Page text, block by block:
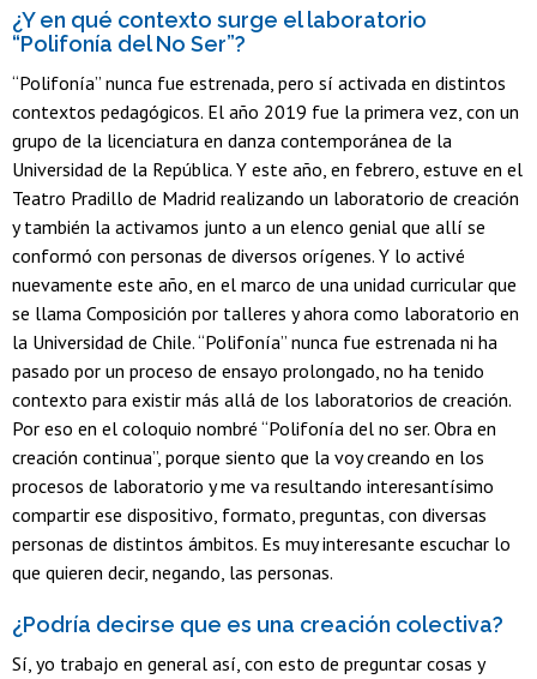
¿Y en qué contexto surge el laboratorio
“Polifonía del No Ser”?
“Polifonía” nunca fue estrenada, pero sí activada en distintos
contextos pedagógicos. El año 2019 fue la primera vez, con un
grupo de la licenciatura en danza contemporánea de la
Universidad de la República. Y este año, en febrero, estuve en el
Teatro Pradillo de Madrid realizando un laboratorio de creación
y también la activamos junto a un elenco genial que allí se
conformó con personas de diversos orígenes. Y lo activé
nuevamente este año, en el marco de una unidad curricular que
se llama Composición por talleres y ahora como laboratorio en
la Universidad de Chile. “Polifonía” nunca fue estrenada ni ha
pasado por un proceso de ensayo prolongado, no ha tenido
contexto para existir más allá de los laboratorios de creación.
Por eso en el coloquio nombré “Polifonía del no ser. Obra en
creación continua”, porque siento que la voy creando en los
procesos de laboratorio y me va resultando interesantísimo
compartir ese dispositivo, formato, preguntas, con diversas
personas de distintos ámbitos. Es muy interesante escuchar lo
que quieren decir, negando, las personas.
¿Podría decirse que es una creación colectiva?
Sí, yo trabajo en general así, con esto de preguntar cosas y